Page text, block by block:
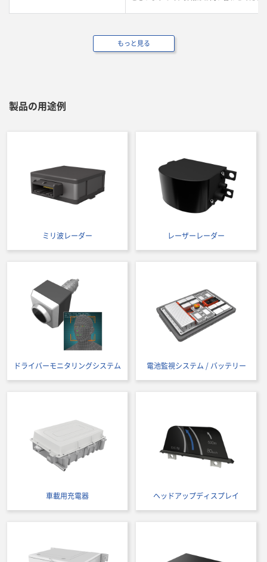
もっと見る
製品の用途例
ミリ波レーダー レーザーレーダー
ドライバーモニタリングシステム 電池監視システム / バッテリー
車載用充電器 ヘッドアップディスプレイ